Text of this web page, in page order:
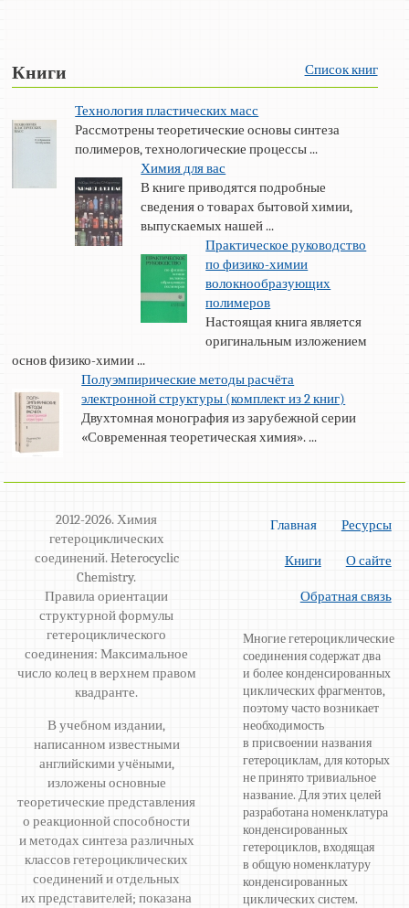
Книги Список книг
Технология пластических масс
Рассмотрены теоретические основы синтеза
полимеров, технологические процессы ...
Химия для вас
В книге приводятся подробные
сведения о товарах бытовой химии,
выпускаемых нашей ...
Практическое руководство
по физико-химии
волокнообразующих
полимеров
Настоящая книга является
оригинальным изложением
основ физико-химии ...
Полуэмпирические методы расчёта
электронной структуры (комплект из 2 книг)
Двухтомная монография из зарубежной серии
«Современная теоретическая химия». ...
2012-2026. Химия
гетероциклических
соединений. Heterocyclic
Chemistry.
Правила ориентации
структурной формулы
гетероциклического
соединения: Максимальное
число колец в верхнем правом
квадранте.
В учебном издании,
написанном известными
английскими учёными,
изложены основные
теоретические представления
о реакционной способности
и методах синтеза различных
классов гетероциклических
соединений и отдельных
их представителей; показана
Главная Ресурсы
Книги О сайте
Обратная связь
Многие гетероциклические
соединения содержат два
и более конденсированных
циклических фрагментов,
поэтому часто возникает
необходимость
в присвоении названия
гетероциклам, для которых
не принято тривиальное
название. Для этих целей
разработана номенклатура
конденсированных
гетероциклов, входящая
в общую номенклатуру
конденсированных
циклических систем.